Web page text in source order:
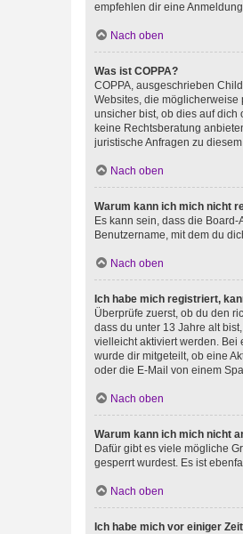
empfehlen dir eine
Nach oben
Was ist COPPA?
COPPA, ausgeschrieben
Websites, die
unsicher bist, ob dies auf dich
keine Rechtsberatung
juristische Anfragen zu
Nach oben
Warum kann ich mich nicht
Es kann sein, dass die
Benutzername, mit dem du
Nach oben
Ich habe mich registriert,
Überprüfe zuerst, ob du den
dass du unter 13 Jahre alt
vielleicht aktiviert werden. Bei
wurde dir mitgeteilt, ob eine
oder die E-Mail von einem
Nach oben
Warum kann ich mich nicht
Dafür gibt es viele mögliche
gesperrt wurdest. Es ist
Nach oben
Ich habe mich vor einiger